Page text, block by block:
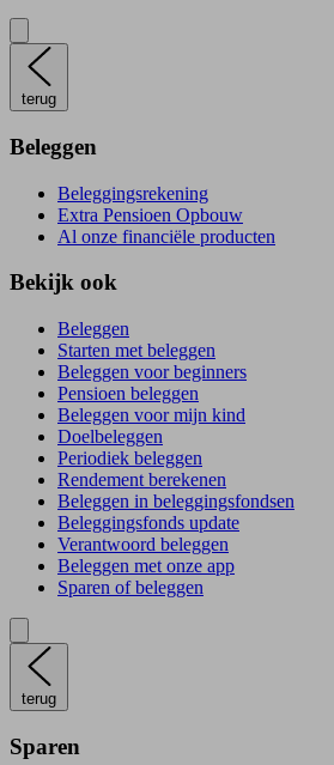
terug
Beleggen
Beleggingsrekening
Extra Pensioen Opbouw
Al onze financiële producten
Bekijk ook
Beleggen
Starten met beleggen
Beleggen voor beginners
Pensioen beleggen
Beleggen voor mijn kind
Doelbeleggen
Periodiek beleggen
Rendement berekenen
Beleggen in beleggingsfondsen
Beleggingsfonds update
Verantwoord beleggen
Beleggen met onze app
Sparen of beleggen
terug
Sparen